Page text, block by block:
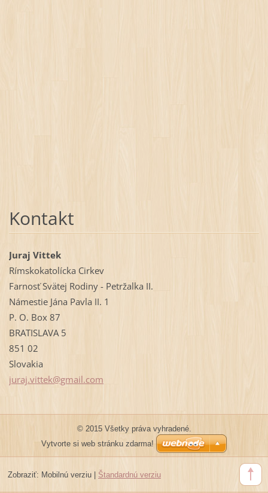
Kontakt
Juraj Vittek
Rímskokatolícka Cirkev
Farnosť Svätej Rodiny - Petržalka II.
Námestie Jána Pavla II. 1
P. O. Box 87
BRATISLAVA 5
851 02
Slovakia
juraj.vittek@gmail.com
© 2015 Všetky práva vyhradené.
Vytvorte si web stránku zdarma!
Zobraziť: Mobilnú verziu| Štandardnú verziu